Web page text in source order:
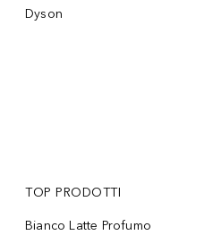
Dyson
TOP PRODOTTI
Bianco Latte Profumo